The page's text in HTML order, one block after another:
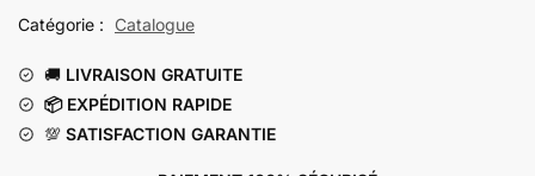
Toit
Catégorie : Catalogue
🚚 LIVRAISON GRATUITE
📦 EXPÉDITION RAPIDE
💯 SATISFACTION GARANTIE